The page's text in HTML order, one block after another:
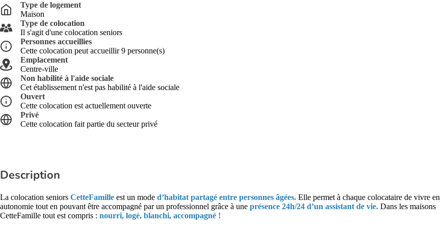
Type de logement
Maison
Type de colocation
Il s'agit d'une colocation seniors
Personnes accueillies
Cette colocation peut accueillir 9 personne(s)
Emplacement
Centre-ville
Non habilité à l'aide sociale
Cet établissement n'est pas habilité à l'aide sociale
Ouvert
Cette colocation est actuellement ouverte
Privé
Cette colocation fait partie du secteur privé
Description
La colocation seniors CetteFamille est un mode d’habitat partagé entre personnes âgées. Elle permet à chaque colocataire de vivre en
autonomie tout en pouvant être accompagné par un professionnel grâce à une présence 24h/24 d’un assistant de vie. Dans les maisons
CetteFamille tout est compris : nourri, logé, blanchi, accompagné !